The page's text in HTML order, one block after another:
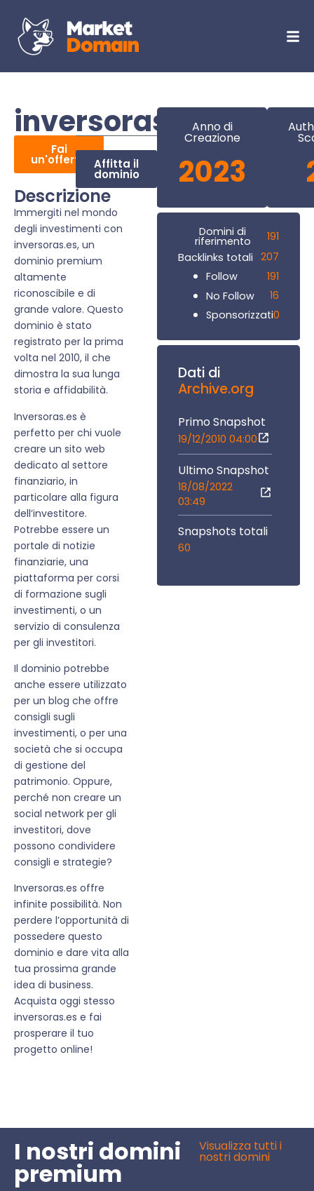
inversoras.es
Fai
un'offerta Affitta il
dominio
Descrizione
Immergiti nel mondo
degli investimenti con
inversoras.es, un
dominio premium
altamente
riconoscibile e di
grande valore. Questo
dominio è stato
registrato per la prima
volta nel 2010, il che
dimostra la sua lunga
storia e affidabilità.
Inversoras.es è
perfetto per chi vuole
creare un sito web
dedicato al settore
finanziario, in
particolare alla figura
dell’investitore.
Potrebbe essere un
portale di notizie
finanziarie, una
piattaforma per corsi
di formazione sugli
investimenti, o un
servizio di consulenza
per gli investitori.
Il dominio potrebbe
anche essere utilizzato
per un blog che offre
consigli sugli
investimenti, o per una
società che si occupa
di gestione del
patrimonio. Oppure,
perché non creare un
social network per gli
investitori, dove
possono condividere
consigli e strategie?
Inversoras.es offre
infinite possibilità. Non
perdere l’opportunità di
possedere questo
dominio e dare vita alla
tua prossima grande
idea di business.
Acquista oggi stesso
inversoras.es e fai
prosperare il tuo
progetto online!
Anno di
Creazione
2023
Domini di
riferimento
191
Backlinks totali 207
Follow
191
No Follow
16
Sponsorizzati0
Dati di
Archive.org
Primo Snapshot
19/12/2010 04:00
Ultimo Snapshot
18/08/2022
03:49
Snapshots totali
60
I nostri domini
premium
Visualizza tutti i
nostri domini